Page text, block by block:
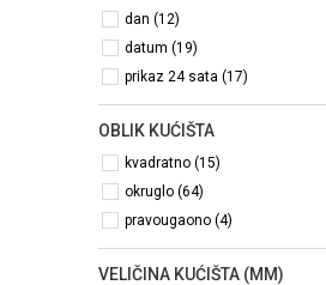
dan (12)
datum (19)
prikaz 24 sata (17)
OBLIK KUĆIŠTA
kvadratno (15)
okruglo (64)
pravougaono (4)
VELIČINA KUĆIŠTA (MM)